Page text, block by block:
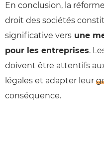
En conclusion, la
droit des sociétés
significative vers une
pour les entreprises.
doivent être attentifs
légales et adapter leur
conséquence.